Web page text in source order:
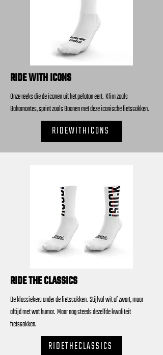
RIDE WITH ICONS
Onze reeks die de iconen uit het peloton eert. Klim zoals
Bahamontes, sprint zoals Boonen met deze iconische fietssokken.
RIDEWITHICONS
RIDE THE CLASSICS
De klassiekers onder de fietssokken. Stijlvol wit of zwart, maar
altijd met wat humor. Maar nog steeds dezelfde kwaliteit
fietssokken.
RIDETHECLASSICS